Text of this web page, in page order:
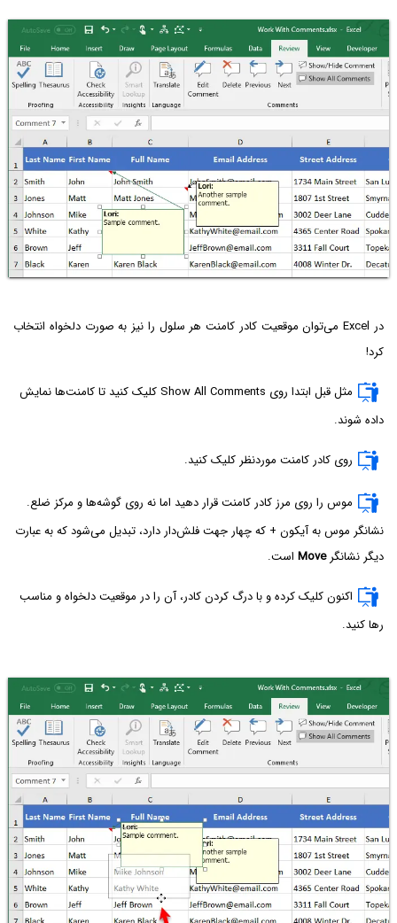
در Excel می‌توان موقعیت کادر کامنت هر سلول را نیز به صورت دلخواه انتخاب
کرد!
مثل قبل ابتدا روی Show All Comments کلیک کنید تا کامنت‌ها نمایش
داده شوند.
روی کادر کامنت موردنظر کلیک کنید.
موس را روی مرز کادر کامنت قرار دهید اما نه روی گوشه‌ها و مرکز ضلع.
نشانگر موس به آیکون + که چهار جهت فلش‌دار دارد، تبدیل می‌شود که به عبارت
دیگر نشانگرMove است.
اکنون کلیک کرده و با درگ کردن کادر، آن را در موقعیت دلخواه و مناسب
رها کنید.